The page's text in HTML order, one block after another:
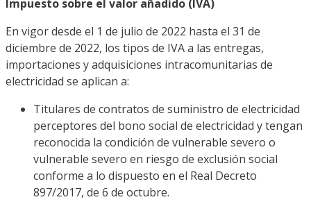
Impuesto sobre el valor añadido (IVA)
En vigor desde el 1 de julio de 2022 hasta el 31 de
diciembre de 2022, los tipos de IVA a las entregas,
importaciones y adquisiciones intracomunitarias de
electricidad se aplican a:
Titulares de contratos de suministro de electricidad
perceptores del bono social de electricidad y tengan
reconocida la condición de vulnerable severo o
vulnerable severo en riesgo de exclusión social
conforme a lo dispuesto en el Real Decreto
897/2017, de 6 de octubre.